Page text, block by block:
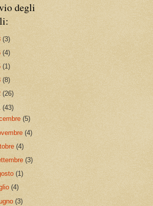
degli
(3)
(4)
(1)
(8)
(26)
(43)
(5)
(4)
(4)
(3)
(1)
(4)
(3)